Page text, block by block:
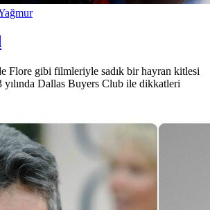
Flore gibi filmleriyle sadık bir hayran kitlesi
yılında Dallas Buyers Club ile dikkatleri